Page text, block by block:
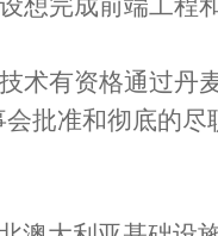
术有资格通过丹
批准和彻底的尽